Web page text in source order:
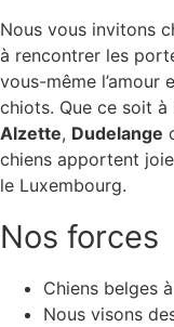
Nous vous invitons
à rencontrer les
vous-même l’amour
chiots. Que ce soit à
Alzette, Dudelange
chiens apportent
le Luxembourg.
Nos forces
Chiens belges
Nous visons